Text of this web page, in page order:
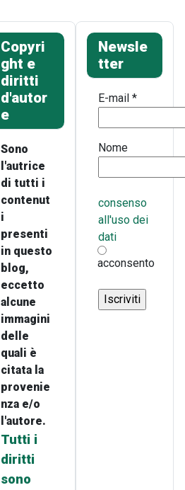
Copyri
ght e
diritti
d'autor
e
Sono
l'autrice
di tutti i
contenut
i
presenti
in questo
blog,
eccetto
alcune
immagini
delle
quali è
citata la
provenie
nza e/o
l'autore.
Tutti i
diritti
sono
Newsle
tter
E-mail*
Nome
consenso
all'uso dei
dati
acconsento